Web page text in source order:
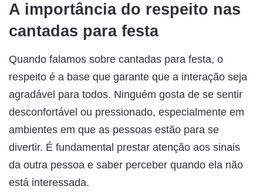
A importância do respeito nas
cantadas para festa
Quando falamos sobre cantadas para festa, o
respeito é a base que garante que a interação seja
agradável para todos. Ninguém gosta de se sentir
desconfortável ou pressionado, especialmente em
ambientes em que as pessoas estão para se
divertir. É fundamental prestar atenção aos sinais
da outra pessoa e saber perceber quando ela não
está interessada.